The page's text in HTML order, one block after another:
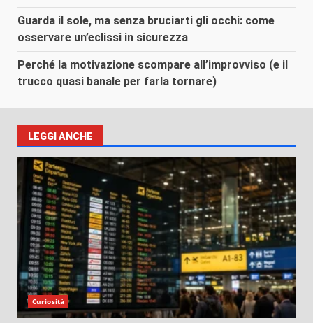
Guarda il sole, ma senza bruciarti gli occhi: come
osservare un’eclissi in sicurezza
Perché la motivazione scompare all’improvviso (e il
trucco quasi banale per farla tornare)
LEGGI ANCHE
Curiosità